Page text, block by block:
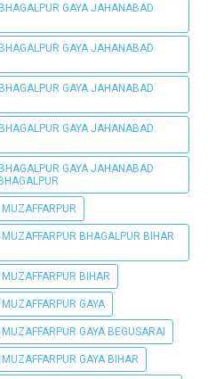
GAYA JAHANABAD
GAYA JAHANABAD
GAYA JAHANABAD
GAYA JAHANABAD
GAYA JAHANABAD
BHAGALPUR BIHAR
BIHAR
GAYA
GAYA BEGUSARAI
GAYA BIHAR